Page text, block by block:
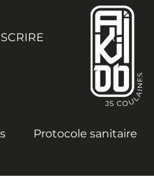
.A
Protocole sanitaire